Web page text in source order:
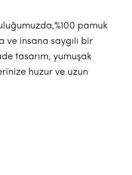
pamuk
insana saygılı bir
tasarım, yumuşak
huzur ve uzun